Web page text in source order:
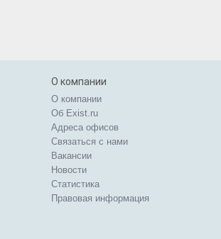
О компании
О компании
Об Exist.ru
Адреса офисов
Связаться с нами
Вакансии
Новости
Статистика
Правовая информация